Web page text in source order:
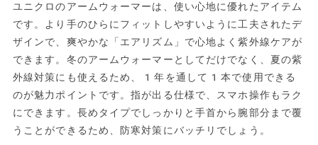
ユニクロのアームウォーマーは、使い心地に優れたアイテム
です。より手のひらにフィットしやすいように工夫されたデ
ザインで、爽やかな「エアリズム」で心地よく紫外線ケアが
できます。冬のアームウォーマーとしてだけでなく、夏の紫
外線対策にも使えるため、1年を通して1本で使用できる
のが魅力ポイントです。指が出る仕様で、スマホ操作もラク
にできます。長めタイプでしっかりと手首から腕部分まで覆
うことができるため、防寒対策にバッチリでしょう。